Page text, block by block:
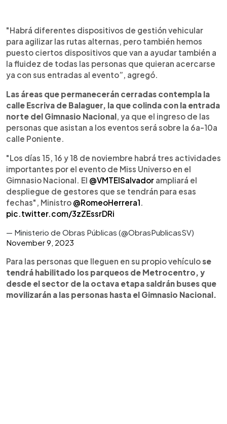
"Habrá diferentes dispositivos de gestión vehicular
para agilizar las rutas alternas, pero también hemos
puesto ciertos dispositivos que van a ayudar también a
la fluidez de todas las personas que quieran acercarse
ya con sus entradas al evento”, agregó.
Las áreas que permanecerán cerradas contempla la
calle Escriva de Balaguer, la que colinda con la entrada
norte del Gimnasio Nacional, ya que el ingreso de las
personas que asistan a los eventos será sobre la 6a-10a
calle Poniente.
"Los días 15, 16 y 18 de noviembre habrá tres actividades
importantes por el evento de Miss Universo en el
Gimnasio Nacional. El @VMTElSalvador ampliará el
despliegue de gestores que se tendrán para esas
fechas", Ministro @RomeoHerrera1.
pic.twitter.com/3zZEssrDRi
— Ministerio de Obras Públicas (@ObrasPublicasSV)
November 9, 2023
Para las personas que lleguen en su propio vehículose
tendrá habilitado los parqueos de Metrocentro, y
desde el sector de la octava etapa saldrán buses que
movilizarán a las personas hasta el Gimnasio Nacional.